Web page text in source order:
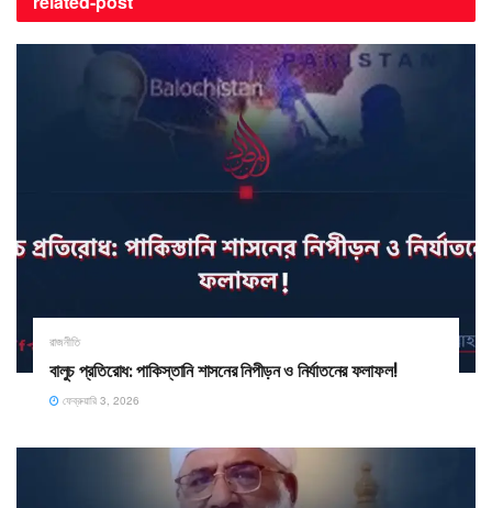
রাজনীতি
বালুচ প্রতিরোধ: পাকিস্তানি শাসনের নিপীড়ন ও নির্যাতনের ফলাফল!
ফেব্রুয়ারি 3, 2026